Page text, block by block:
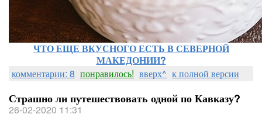
ЧТО ЕЩЕ ВКУСНОГО ЕСТЬ В СЕВЕРНОЙ
МАКЕДОНИИ?
комментарии: 8 понравилось! вверх^ к полной версии
Страшно ли путешествовать одной по Кавказу?
26-02-2020 11:31